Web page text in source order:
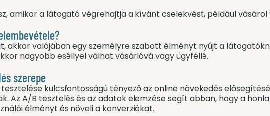
amikor a látogató végrehajtja a kívánt cselekvést, például
akkor valójában egy személyre szabott élményt nyújt a
nagyobb eséllyel válhat vásárlóvá vagy ügyféllé.
szerepe
kulcsfontosságú tényező az online növekedés
Az A/B tesztelés és az adatok elemzése segít abban, hogy a
élményt és növeli a konverziókat.